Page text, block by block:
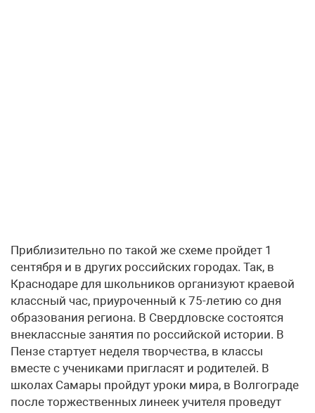
Приблизительно по такой же схеме пройдет 1
сентября и в других российских городах. Так, в
Краснодаре для школьников организуют краевой
классный час, приуроченный к 75-летию со дня
образования региона. В Свердловске состоятся
внеклассные занятия по российской истории. В
Пензе стартует неделя творчества, в классы
вместе с учениками пригласят и родителей. В
школах Самары пройдут уроки мира, в Волгограде
после торжественных линеек учителя проведут